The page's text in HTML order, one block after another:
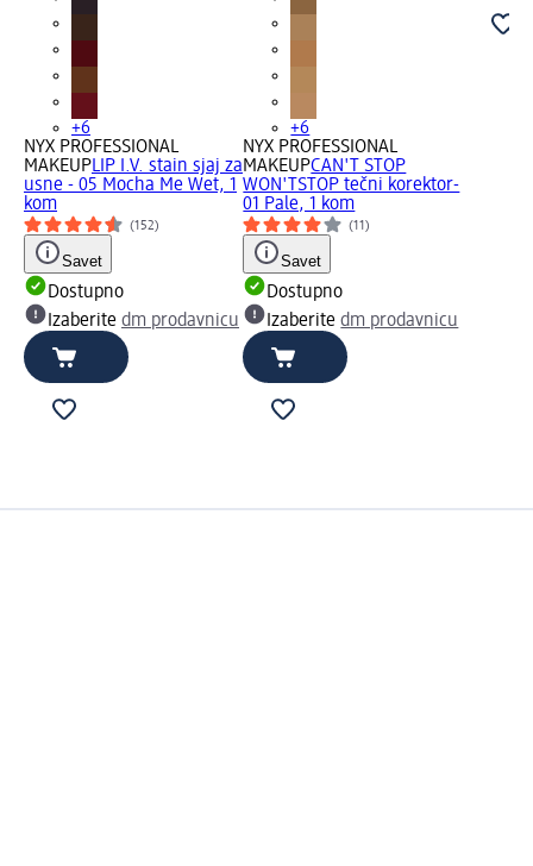
+6
NYX PROFESSIONAL
MAKEUPLIP I.V. stain sjaj za
usne - 05 Mocha Me Wet, 1
kom
(152)
Savet
Dostupno
Izaberite dm prodavnicu
+6
NYX PROFESSIONAL
MAKEUPCAN'T STOP
WON'TSTOP tečni korektor-
01 Pale, 1 kom
(11)
Savet
Dostupno
Izaberitedm prodavnicu